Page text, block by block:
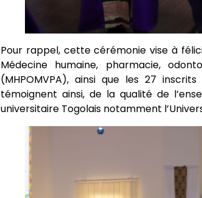
Pour rappel, cette cérémonie vise à
Médecine humaine, pharmacie,
(MHPOMVPA), ainsi que les 27
témoignent ainsi, de la qualité de
universitaire Togolais notamment